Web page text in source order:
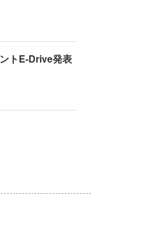
トE-Drive発表